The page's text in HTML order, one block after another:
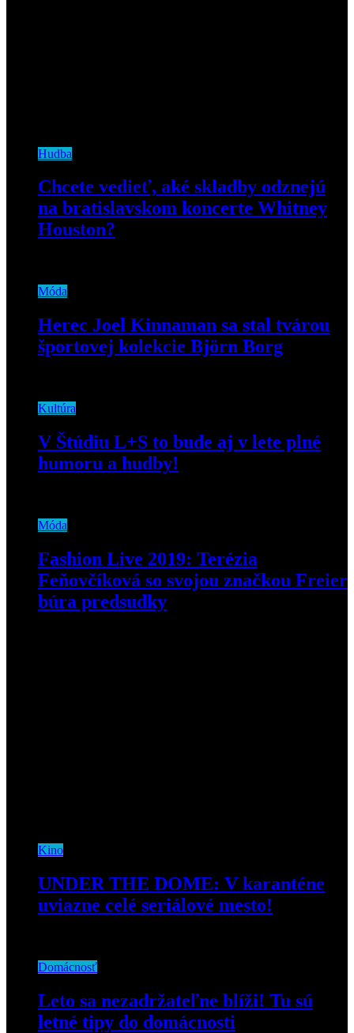
Hudba
Chcete vedieť, aké skladby odznejú
na bratislavskom koncerte Whitney
Houston?
Móda
Herec Joel Kinnaman sa stal tvárou
športovej kolekcie Björn Borg
Kultúra
V Štúdiu L+S to bude aj v lete plné
humoru a hudby!
Móda
Fashion Live 2019: Terézia
Feňovčíková so svojou značkou Freier
búra predsudky
Kino
UNDER THE DOME: V karanténe
uviazne celé seriálové mesto!
Domácnosť
Leto sa nezadržateľne blíži! Tu sú
letné tipy do domácnosti